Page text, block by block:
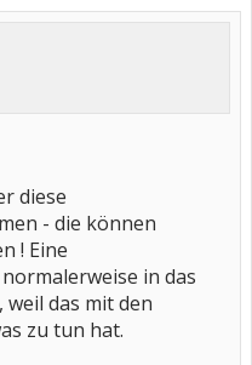
diese
- die können
! Eine
in das
weil das mit den
zu tun hat.